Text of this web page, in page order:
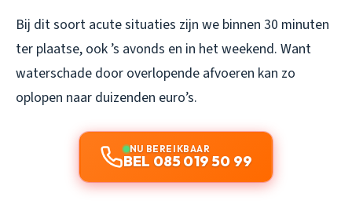
Bij dit soort acute situaties zijn we binnen 30 minuten
ter plaatse, ook ’s avonds en in het weekend. Want
waterschade door overlopende afvoeren kan zo
oplopen naar duizenden euro’s.
NU BEREIKBAAR
BEL 085 019 50 99